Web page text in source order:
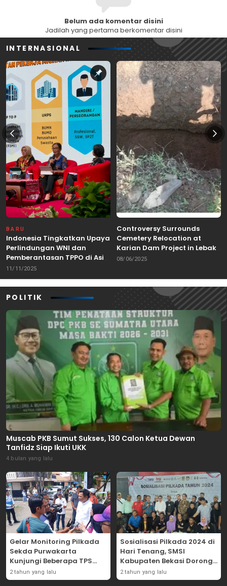
Belum ada komentar disini
Jadilah yang pertama berkomentar disini
INTERNASIONAL
BARU
Indonesia Tingkatkan Upaya
Perlindungan WNI dan
Pemberantasan TPPO di Asia
Tenggara
11/11/2025
Controversy Surrounds
Cemetery Relocation at
Karian Dam Project in Lebak,
Banten
08/06/2025
POLITIK
Muscab PKB Sumut Sukses, 130 Calon Ketua Dewan
Tanfidz Siap Ikuti UKK
4 bulan yang lalu
Gelar Monitoring Pilkada
Sekda Purwakarta
Kunjungi Beberapa TPS
Yang Ada Di Purwakarta
2 tahun yang lalu
Sosialisasi Pilkada 2024 di
Hari Tenang, SMSI
Kabupaten Bekasi Dorong
Angka Partisipasi
Masyarakat
2 tahun yang lalu